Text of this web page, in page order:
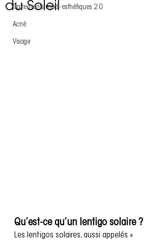
Traitements médi-esthétiques 2.0
Acné
Visage
du Soleil
Qu’est-ce qu’un lentigo solaire ?
Les lentigos solaires, aussi appelés «